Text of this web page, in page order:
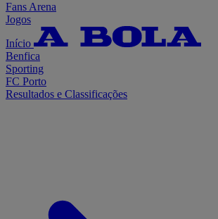
Fans Arena
Jogos
Início
Benfica
Sporting
FC Porto
Resultados e Classificações